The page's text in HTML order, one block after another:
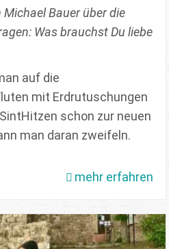
Bauer über die
Was brauchst Du liebe
auf die
mit Erdrutuschungen
schon zur neuen
man daran zweifeln.
mehr erfahren